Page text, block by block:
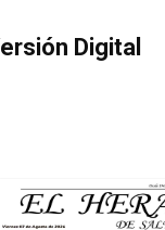
Digital